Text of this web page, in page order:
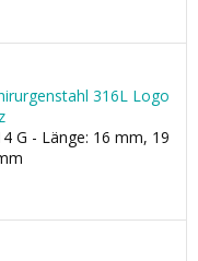
316L Logo
G - Länge: 16 mm, 19